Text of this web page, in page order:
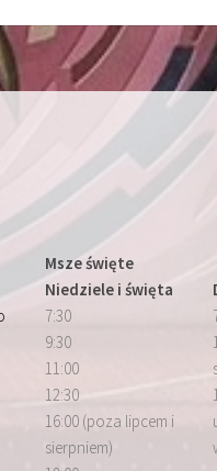
Msze święte
Niedziele i święta
7:30
9:30
11:00
12:30
16:00 (poza lipcem i
sierpniem)